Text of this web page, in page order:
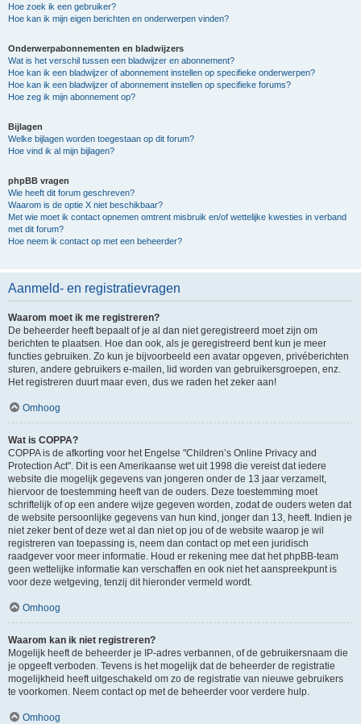
Hoe zoek ik een gebruiker?
Hoe kan ik mijn eigen berichten en onderwerpen vinden?
Onderwerpabonnementen en bladwijzers
Wat is het verschil tussen een bladwijzer en abonnement?
Hoe kan ik een bladwijzer of abonnement instellen op specifieke onderwerpen?
Hoe kan ik een bladwijzer of abonnement instellen op specifieke forums?
Hoe zeg ik mijn abonnement op?
Bijlagen
Welke bijlagen worden toegestaan op dit forum?
Hoe vind ik al mijn bijlagen?
phpBB vragen
Wie heeft dit forum geschreven?
Waarom is de optie X niet beschikbaar?
Met wie moet ik contact opnemen omtrent misbruik en/of wettelijke kwesties in verband
met dit forum?
Hoe neem ik contact op met een beheerder?
Aanmeld- en registratievragen
Waarom moet ik me registreren?
De beheerder heeft bepaalt of je al dan niet geregistreerd moet zijn om
berichten te plaatsen. Hoe dan ook, als je geregistreerd bent kun je meer
functies gebruiken. Zo kun je bijvoorbeeld een avatar opgeven, privéberichten
sturen, andere gebruikers e-mailen, lid worden van gebruikersgroepen, enz.
Het registreren duurt maar even, dus we raden het zeker aan!
Omhoog
Wat is COPPA?
COPPA is de afkorting voor het Engelse "Children’s Online Privacy and
Protection Act". Dit is een Amerikaanse wet uit 1998 die vereist dat iedere
website die mogelijk gegevens van jongeren onder de 13 jaar verzamelt,
hiervoor de toestemming heeft van de ouders. Deze toestemming moet
schriftelijk of op een andere wijze gegeven worden, zodat de ouders weten dat
de website persoonlijke gegevens van hun kind, jonger dan 13, heeft. Indien je
niet zeker bent of deze wet al dan niet op jou of de website waarop je wil
registreren van toepassing is, neem dan contact op met een juridisch
raadgever voor meer informatie. Houd er rekening mee dat het phpBB-team
geen wettelijke informatie kan verschaffen en ook niet het aanspreekpunt is
voor deze wetgeving, tenzij dit hieronder vermeld wordt.
Omhoog
Waarom kan ik niet registreren?
Mogelijk heeft de beheerder je IP-adres verbannen, of de gebruikersnaam die
je opgeeft verboden. Tevens is het mogelijk dat de beheerder de registratie
mogelijkheid heeft uitgeschakeld om zo de registratie van nieuwe gebruikers
te voorkomen. Neem contact op met de beheerder voor verdere hulp.
Omhoog